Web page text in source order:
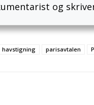
og
havstigning parisavtalen